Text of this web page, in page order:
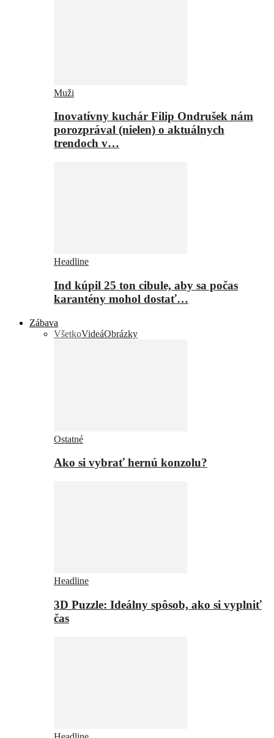
Muži
Inovatívny kuchár Filip Ondrušek nám
porozprával (nielen) o aktuálnych
trendoch v…
Headline
Ind kúpil 25 ton cibule, aby sa počas
karantény mohol dostať…
Zábava
VšetkoVideáObrázky
Ostatné
Ako si vybrať hernú konzolu?
Headline
3D Puzzle: Ideálny spôsob, ako si vyplniť
čas